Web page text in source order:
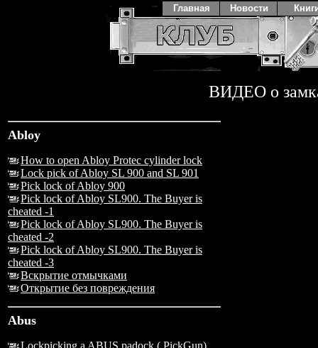
ВИДЕО о
Abloy
How to open Abloy Protec cylinder lock
Lock pick of Abloy SL 900 and SL 901
Pick lock of Abloy 900
Pick lock of Abloy SL900. The Buyer is
cheated -1
Pick lock of Abloy SL900. The Buyer is
cheated -2
Pick lock of Abloy SL900. The Buyer is
cheated -3
Вскрытие отмычками
Открытие без повреждения
Abus
Lockpicking a ABUS padock ( PickGun)
Главная Новости